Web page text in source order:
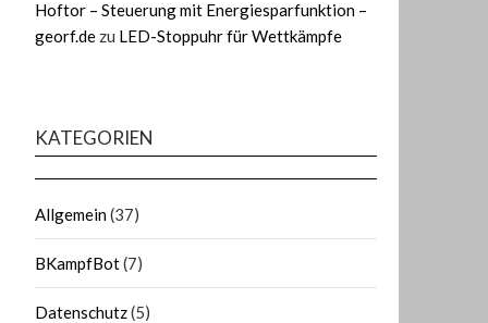
Hoftor – Steuerung mit Energiesparfunktion –
georf.de zu LED-Stoppuhr für Wettkämpfe
KATEGORIEN
Allgemein(37)
BKampfBot(7)
Datenschutz(5)